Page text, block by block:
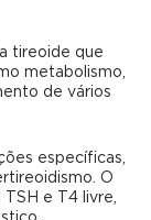
tireoide que
metabolismo,
de vários
específicas,
O
e T4 livre,